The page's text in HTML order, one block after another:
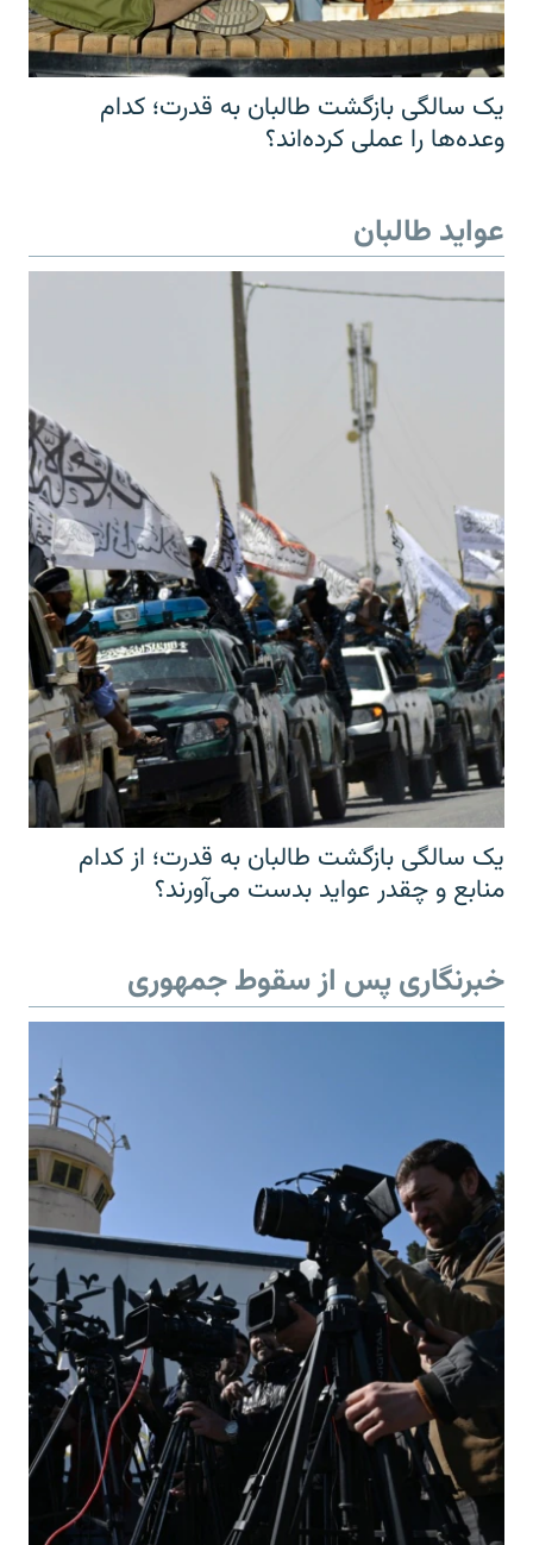
یک سالگی بازگشت طالبان به قدرت؛ کدام
وعده‌ها را عملی کرده‌اند؟
عواید طالبان
یک سالگی بازگشت طالبان به قدرت؛ از کدام
منابع و چقدر عواید بدست می‌آورند؟
خبرنگاری پس از سقوط جمهوری